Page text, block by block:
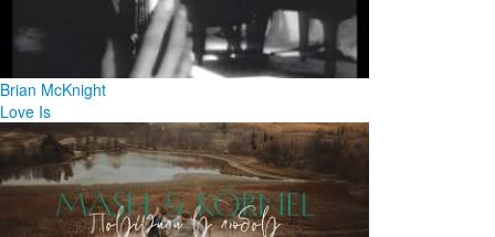
Brian McKnight
Love Is